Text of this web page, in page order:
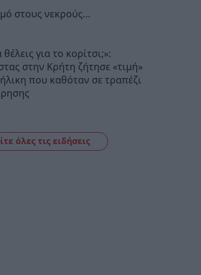
στους νεκρούς…
για το κορίτσι;»:
στην Κρήτη ζήτησε «τιμή»
που καθόταν σε τραπέζι
όλες τις ειδήσεις